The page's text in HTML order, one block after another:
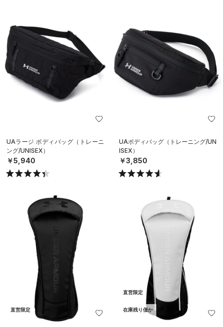
UAラージ ボディバッグ（トレーニ
ング/UNISEX）
￥5,940
UAボディバッグ（トレーニング/UN
ISEX）
￥3,850
直営限定
直営限定
在庫残り僅か